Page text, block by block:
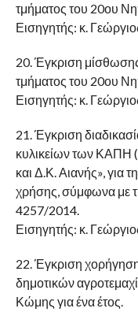
τμήματος του 20ου
Εισηγητής: κ.
20. Έγκριση μίσθωσης
τμήματος του 20ου
Εισηγητής: κ.
21. Έγκριση
κυλικείων των ΚΑΠΗ
και Δ.Κ. Αιανής», για
χρήσης, σύμφωνα με
4257/2014.
Εισηγητής: κ.
22. Έγκριση
δημοτικών
Κώμης για ένα έτος.